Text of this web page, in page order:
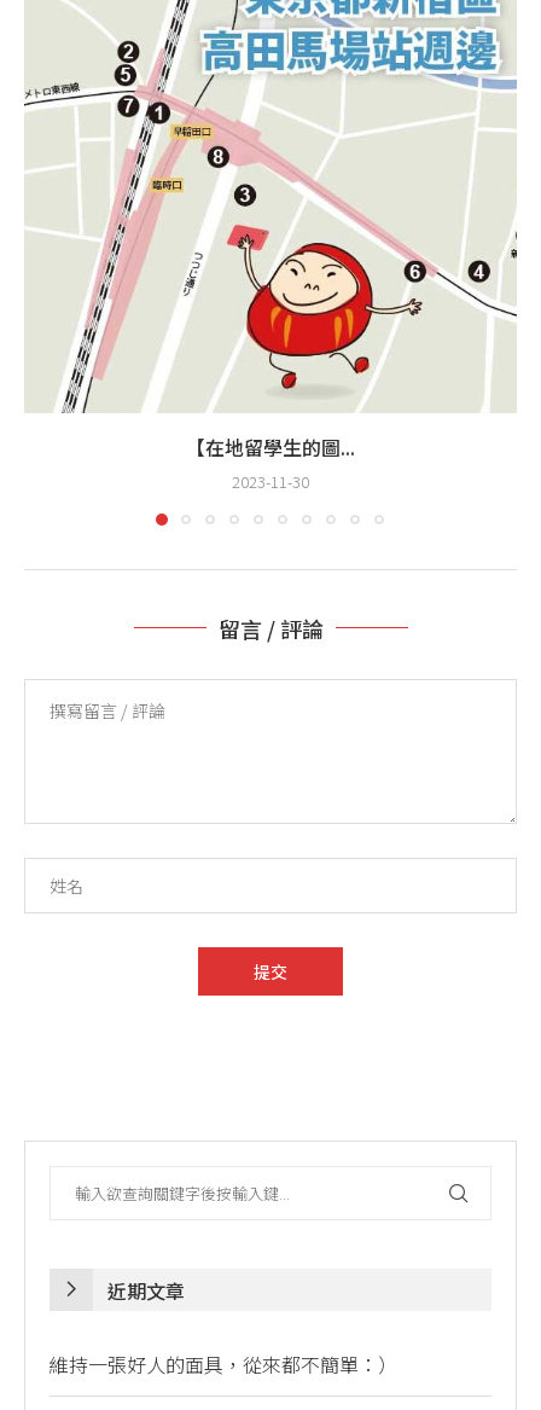
【在地留學生的圖...
2023-11-30
留言 / 評論
近期文章
維持一張好人的面具，從來都不簡單：）